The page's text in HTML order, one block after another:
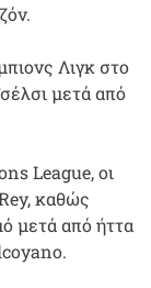
Λιγκ στο
μετά από
League, οι
καθώς
μετά από ήττα